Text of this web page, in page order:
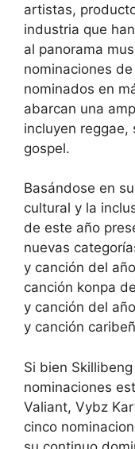
artistas,
industria que
al panorama
nominaciones
nominados en
abarcan una
incluyen reggae,
gospel.
Basándose en
cultural y la
de este año
nuevas
y canción del
canción konpa
y canción del
y canción
Si bien
nominaciones
Valiant, Vybz
cinco